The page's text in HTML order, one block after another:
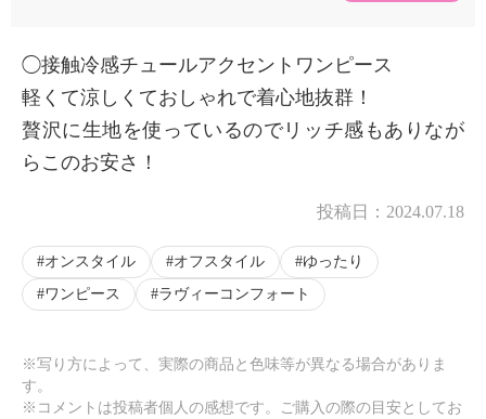
◯接触冷感チュールアクセントワンピース
軽くて涼しくておしゃれで着心地抜群！
贅沢に生地を使っているのでリッチ感もありなが
らこのお安さ！
投稿日： 2024.07.18
オンスタイル オフスタイル
ゆったり
ワンピース
ラヴィーコンフォート
※写り方によって、実際の商品と色味等が異なる場合がありま
す。
※コメントは投稿者個人の感想です。ご購入の際の目安としてお